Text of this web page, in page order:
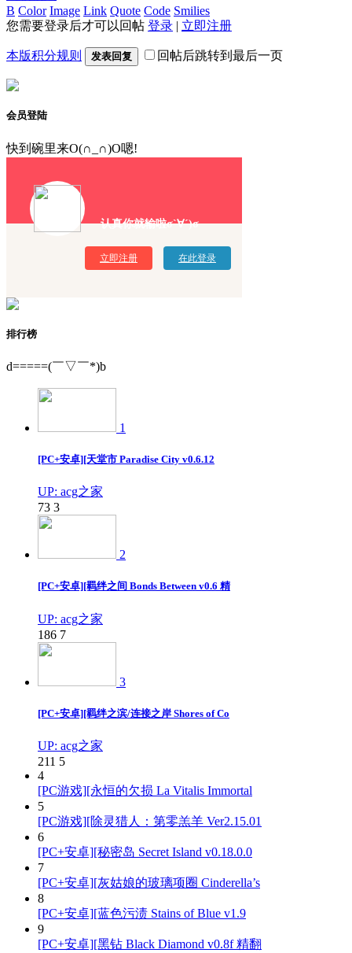
B Color Image Link Quote Code Smilies
您需要登录后才可以回帖 登录 | 立即注册
本版积分规则 发表回复 回帖后跳转到最后一页
会员登陆
快到碗里来O(∩_∩)O嗯!
认真你就输啦σ`∀´)σ
立即注册 在此登录
排行榜
d=====(￣▽￣*)b
1
[PC+安卓][天堂市 Paradise City v0.6.12
UP: acg之家
73 3
2
[PC+安卓][羁绊之间 Bonds Between v0.6 精
UP: acg之家
186 7
3
[PC+安卓][羁绊之滨/连接之岸 Shores of Co
UP: acg之家
211 5
4
[PC游戏][永恒的欠损 La Vitalis Immortal
5
[PC游戏][除灵猎人：第零羔羊 Ver2.15.01
6
[PC+安卓][秘密岛 Secret Island v0.18.0.0
7
[PC+安卓][灰姑娘的玻璃项圈 Cinderella’s
8
[PC+安卓][蓝色污渍 Stains of Blue v1.9
9
[PC+安卓][黑钻 Black Diamond v0.8f 精翻